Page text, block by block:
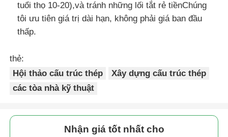
tuổi thọ 10-20),và tránh những lối tắt rẻ tiềnChúng
tôi ưu tiên giá trị dài hạn, không phải giá ban đầu
thấp.
thẻ:
Hội thảo cấu trúc thép
Xây dựng cấu trúc thép
các tòa nhà kỹ thuật
Nhận giá tốt nhất cho